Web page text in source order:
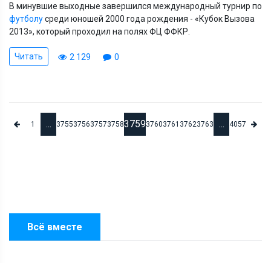
Всё вместе
В минувшие выходные завершился международный турнир по
футболусреди юношей 2000 года рождения - «Кубок Вызова
2013», который проходил на полях ФЦ ФФКР.
Читать 2 129 0
1 ... 3755375637573758375937603761 37623763 ... 4057